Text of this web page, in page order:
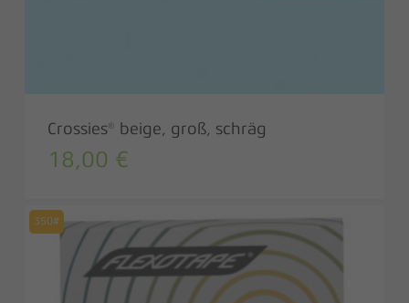
Crossies® beige, groß, schräg
18,00 €
350#